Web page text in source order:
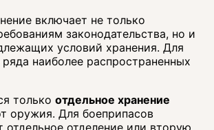
включает не только
законодательства, но и
условий хранения. Для
ряда наиболее распространенных
только отдельное хранение
оружия. Для боеприпасов
отдельное отделение или вторую